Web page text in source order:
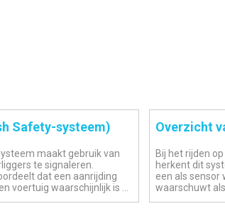
Safety-systeem)
maakt gebruik van
te signaleren.
dat een aanrijding
voertuig waarschijnlijk is ...
Overzicht
Bij het rijden
herkent dit
een als sensor
waarschuwt